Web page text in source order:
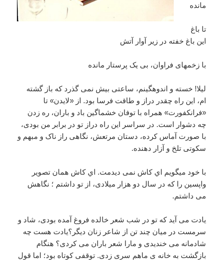
مانده
تا باغ
اين باغ خفته در زير آوار آتش
با زخمهای فراوان، بی يک پرستار مانده
ليلا! خسته و اندوهگينم، ساعتی بيش نمی گذرد که باز گشته
ام، اين راه چقدر دراز و طاقت فرسا بود. از «لايدن» تا
«فرانکفورت» همراه با توفان خشماگين باد و باران، ره زدن
چه دشوار است. در سراسر اين راه دراز تو در برابر من بودی،
با صورت آماس کرده، دستان مرتعش، نگاهی راز ناک و مبهم و
سکوتی تلخ و آزار دهنده.
با خود ميگويم اي کاش نمی ديدمت. اي کاش همان تصوير
واپسين را که در سال دو هزار ميلادی، از تو داشتم ؛ نگاهش
می داشتم.
یادت می آید که تو در شب شعر خالده فروغ آمده بودی، شاد و
سرمست در ميان چند تن از شاعر زنان ديگر؟يادت هست چه
شادمانه می خنديدی و مارا شعر باران می کردی؟ هنگام
بازگشت به خانه ی ماهم سری زدی. توقفی کوتاه بود؛ اما قول